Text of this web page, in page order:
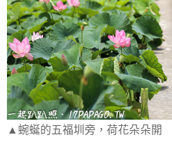
▲蜿蜒的五福圳旁，荷花朵朵開